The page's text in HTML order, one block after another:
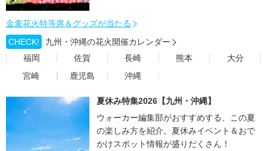
金麦花火特等席＆グッズが当たる
CHECK!
九州・沖縄の花火開催カレンダー
福岡
佐賀 長崎 熊本
大分
宮崎
鹿児島 沖縄
夏休み特集2026【九州・沖縄】
ウォーカー編集部がおすすめする、この夏
の楽しみ方を紹介。夏休みイベント＆おで
かけスポット情報が盛りだくさん！